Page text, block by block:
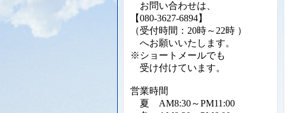
お問い合わせは、
【080-3627-6894】
（受付時間：20時～22時 ）
へお願いいたします。
※ショートメールでも
受け付けています。
営業時間
夏 AM8:30～PM11:00